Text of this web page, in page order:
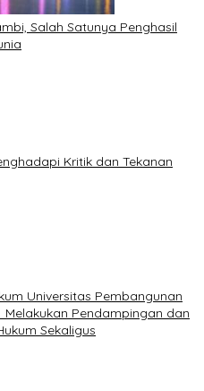
Salah Satunya Penghasil
Kritik dan Tekanan
Universitas Pembangunan
Pendampingan dan
Sekaligus